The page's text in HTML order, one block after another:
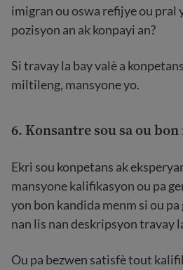
imigran ou oswa refijye ou pral
pozisyon an ak konpayi an?
Si travay la bay valè a
miltileng, mansyone yo.
6. Konsantre sou sa ou bon
Ekri sou konpetans ak
mansyone kalifikasyon ou pa
yon bon kandida menm si ou
nan lis nan deskripsyon travay
Ou pa bezwen satisfè tout